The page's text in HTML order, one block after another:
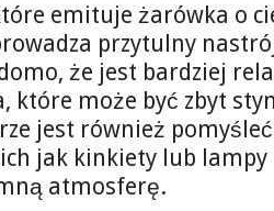
emituje żarówka o
przytulny
że jest bardziej
które może być zbyt
jest również
jak kinkiety lub lampy
atmosferę.